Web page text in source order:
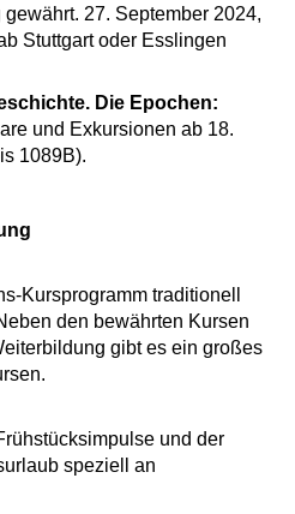
27. September 2024,
Stuttgart oder Esslingen
Die Epochen:
und Exkursionen ab 18.
1089B).
Kursprogramm traditionell
den bewährten Kursen
gibt es ein großes
und der
speziell an